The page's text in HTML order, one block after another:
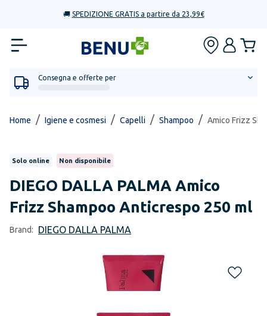
🚚 SPEDIZIONE GRATIS a partire da 23,99€
Consegna e offerte per
Home / Igiene e cosmesi / Capelli / Shampoo / Amico Frizz
Solo online Non disponibile
DIEGO DALLA PALMA Amico
Frizz Shampoo Anticrespo 250 ml
Brand: DIEGO DALLA PALMA